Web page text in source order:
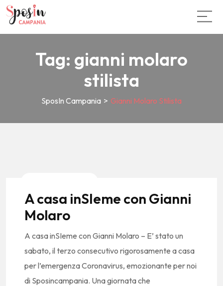
Tag: gianni molaro
stilista
SposIn Campania > Gianni Molaro Stilista
A casa inSIeme con Gianni
Molaro
A casa inSIeme con Gianni Molaro – E’ stato un
sabato, il terzo consecutivo rigorosamente a casa
per l’emergenza Coronavirus, emozionante per noi
di Sposincampania. Una giornata che